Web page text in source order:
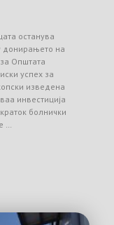
останува
донирањето на
Општата
успех за
изведена
инвестиција
болнички
…